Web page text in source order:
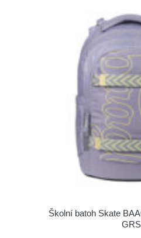
Školní batoh Skate
GRS